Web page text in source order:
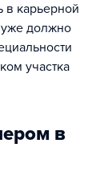
карьерной
уже должно
участка
в